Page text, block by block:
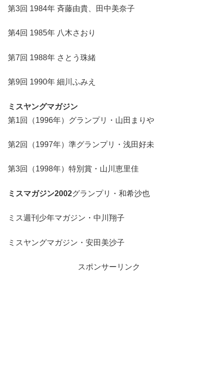
第3回 1984年 斉藤由貴、田中美奈子
第4回 1985年 八木さおり
第7回 1988年 さとう珠緒
第9回 1990年 細川ふみえ
ミスヤングマガジン
第1回（1996年）グランプリ・山田まりや
第2回（1997年）準グランプリ・浅田好未
第3回（1998年）特別賞・山川恵里佳
ミスマガジン2002グランプリ・和希沙也
ミス週刊少年マガジン・中川翔子
ミスヤングマガジン・安田美沙子
スポンサーリンク